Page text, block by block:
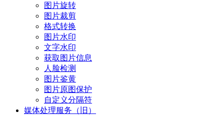
图片旋转
图片裁剪
格式转换
图片水印
文字水印
获取图片信息
人脸检测
图片鉴黄
图片原图保护
自定义分隔符
媒体处理服务（旧）